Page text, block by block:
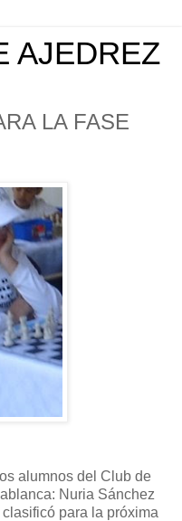
AJEDREZ
LA FASE
alumnos del Club de
Nuria Sánchez
para la próxima